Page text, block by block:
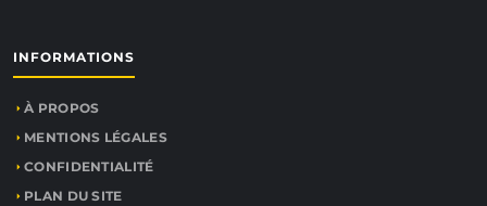
INFORMATIONS
À PROPOS
MENTIONS LÉGALES
CONFIDENTIALITÉ
PLAN DU SITE